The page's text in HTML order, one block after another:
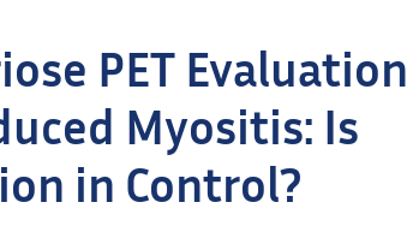
PET Evaluation
Myositis: Is
in Control?